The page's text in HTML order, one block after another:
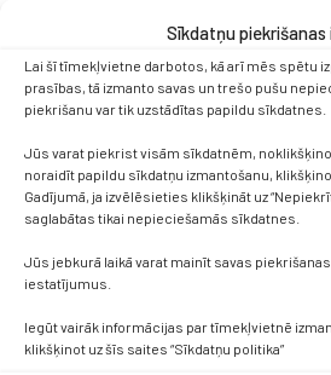
Sīkdatņu piekrišanas
Lai šī tīmekļvietne darbotos, kā arī mēs spētu
prasības, tā izmanto savas un trešo pušu
piekrišanu var tik uzstādītas papildu sīkdatnes.
Jūs varat piekrist visām sīkdatnēm, noklikšķinot
noraidīt papildu sīkdatņu izmantošanu,
Gadījumā, ja izvēlēsieties klikšķināt uz
saglabātas tikai nepieciešamās sīkdatnes.
Jūs jebkurā laikā varat mainīt savas
iestatījumus.
Iegūt vairāk informācijas par tīmekļvietnē
klikšķinot uz šīs saites “Sīkdatņu politika”
Kontakti